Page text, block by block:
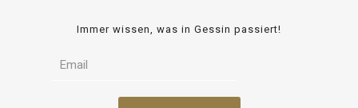
Immer wissen, was in Gessin passiert!